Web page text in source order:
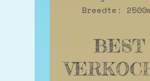
Breedte:
BEST